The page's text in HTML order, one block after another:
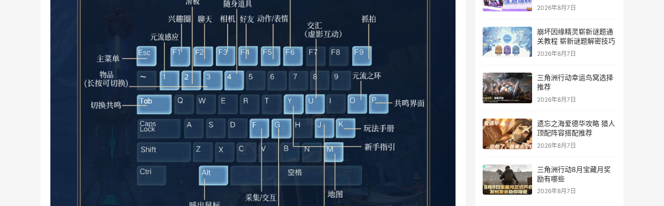
2026年8月7日
崩坏因缘精灵崭新谜题通
关教程 崭新谜题解密技巧
2026年8月7日
三角洲行动幸运鸟窝选择
推荐
2026年8月7日
遗忘之海爱德华攻略 猎人
顶配阵容搭配推荐
2026年8月7日
三角洲行动8月宝藏月奖
励有哪些
2026年8月7日